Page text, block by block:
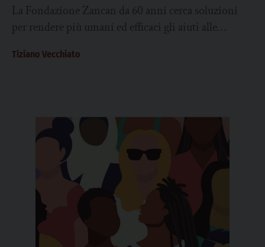
La Fondazione Zancan da 60 anni cerca soluzioni
per rendere più umani ed efficaci gli aiuti alle
Tiziano Vecchiato